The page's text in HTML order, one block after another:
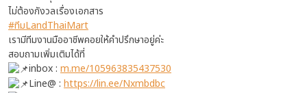
ไม่ต้องกังวลเรื่องเอกสาร
#ทีมLandThaiMart
เรามีทีมงานมืออาชีพคอยให้คำปรึกษาอยู่ค่ะ
สอบถามเพิ่มเติมได้ที่
inbox : m.me/105963835437530
Line@ : https://lin.ee/Nxmbdbc